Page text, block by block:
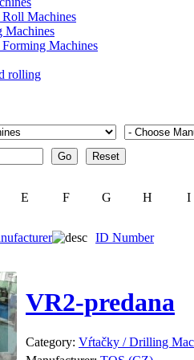
Machines
Machines
Machines
rolling
E F G H I
ID Number
VR2-predana
Category: Vŕtačky / Drilling